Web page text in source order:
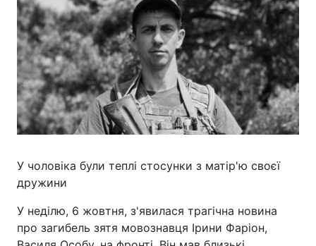
У чоловіка були теплі стосунки з матір'ю своєї
дружини
У неділю, 6 жовтня, з'явилася трагічна новина
про загибель зятя мовознавця Ірини Фаріон,